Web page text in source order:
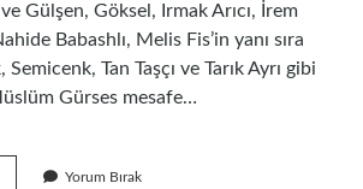
Gülşen, Göksel, Irmak Arıcı, İrem
Babashlı, Melis Fis’in yanı sıra
Semicenk, Tan Taşçı ve Tarık Ayrı gibi
Gürses mesafe…
Yorum Bırak